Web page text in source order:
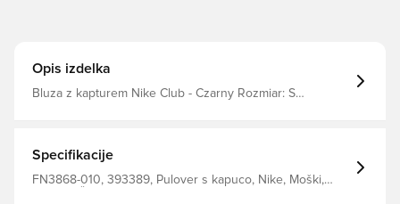
Opis izdelka
Bluza z kapturem Nike Club - Czarny Rozmiar: S
Specifikacije
FN3868-010, 393389, Pulover s kapuco, Nike, Moški,